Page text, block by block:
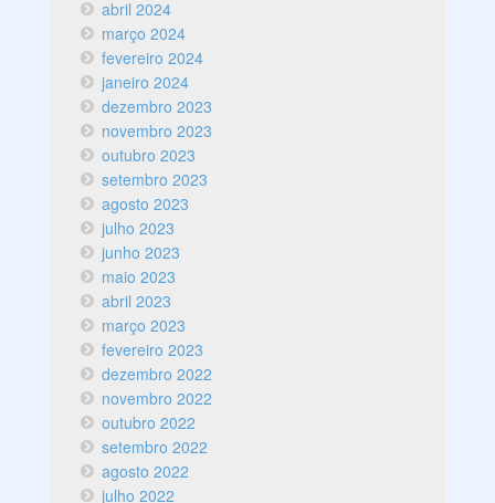
abril 2024
março 2024
fevereiro 2024
janeiro 2024
dezembro 2023
novembro 2023
outubro 2023
setembro 2023
agosto 2023
julho 2023
junho 2023
maio 2023
abril 2023
março 2023
fevereiro 2023
dezembro 2022
novembro 2022
outubro 2022
setembro 2022
agosto 2022
julho 2022